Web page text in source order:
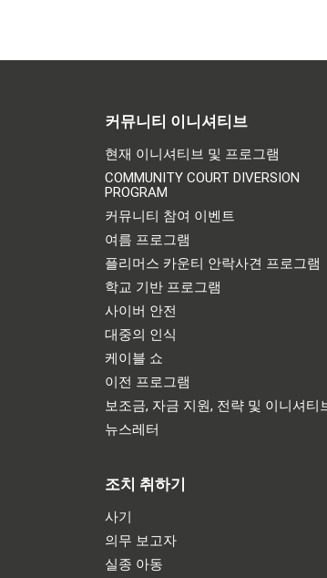
커뮤니티 이니셔티브
현재 이니셔티브 및 프로그램
COMMUNITY COURT DIVERSION
PROGRAM
커뮤니티 참여 이벤트
여름 프로그램
플리머스 카운티 안락사견 프로그램
학교 기반 프로그램
사이버 안전
대중의 인식
케이블 쇼
이전 프로그램
보조금, 자금 지원, 전략 및 이니셔티
뉴스레터
조치 취하기
사기
의무 보고자
실종 아동